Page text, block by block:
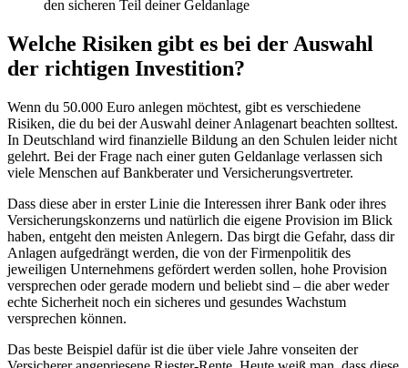
den sicheren Teil deiner Geldanlage
Welche Risiken gibt es bei der Auswahl
der richtigen Investition?
Wenn du 50.000 Euro anlegen möchtest, gibt es verschiedene
Risiken, die du bei der Auswahl deiner Anlagenart beachten solltest.
In Deutschland wird finanzielle Bildung an den Schulen leider nicht
gelehrt. Bei der Frage nach einer guten Geldanlage verlassen sich
viele Menschen auf Bankberater und Versicherungsvertreter.
Dass diese aber in erster Linie die Interessen ihrer Bank oder ihres
Versicherungskonzerns und natürlich die eigene Provision im Blick
haben, entgeht den meisten Anlegern. Das birgt die Gefahr, dass dir
Anlagen aufgedrängt werden, die von der Firmenpolitik des
jeweiligen Unternehmens gefördert werden sollen, hohe Provision
versprechen oder gerade modern und beliebt sind – die aber weder
echte Sicherheit noch ein sicheres und gesundes Wachstum
versprechen können.
Das beste Beispiel dafür ist die über viele Jahre vonseiten der